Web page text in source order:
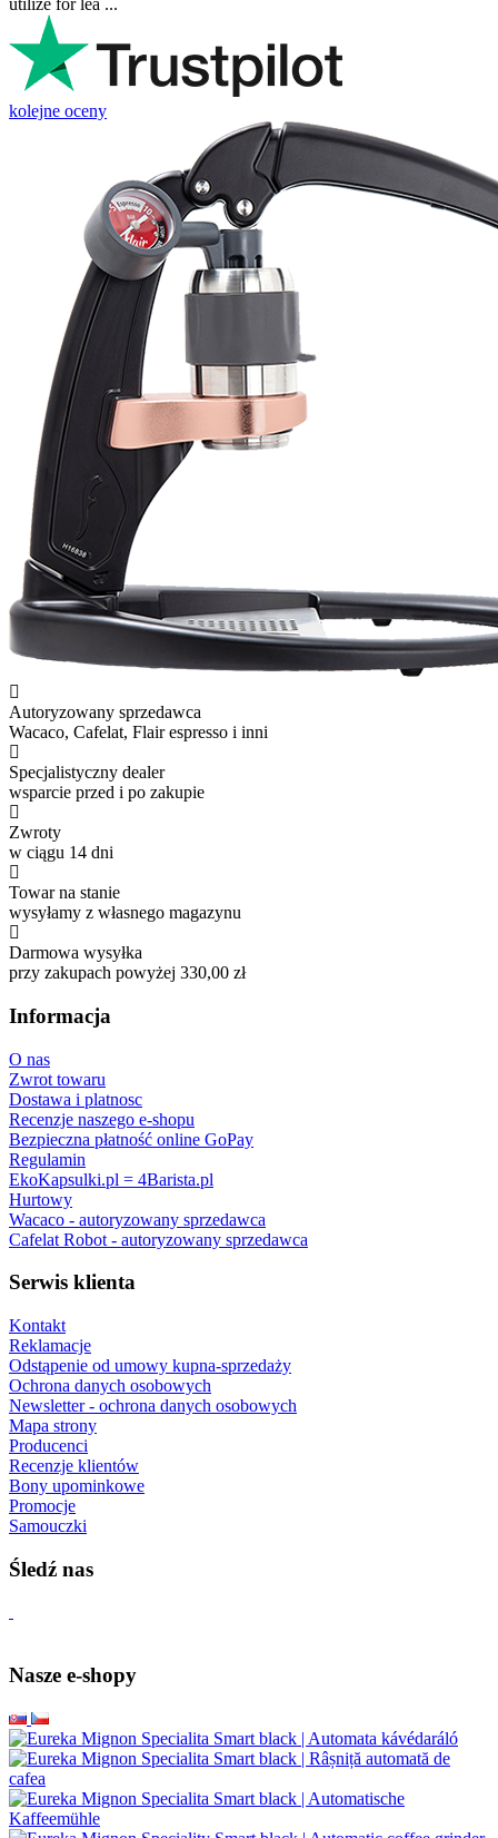
utilize for lea ...
kolejne oceny
Autoryzowany sprzedawca
Wacaco, Cafelat, Flair espresso i inni
Specjalistyczny dealer
wsparcie przed i po zakupie
Zwroty
w ciągu 14 dni
Towar na stanie
wysyłamy z własnego magazynu
Darmowa wysyłka
przy zakupach powyżej 330,00 zł
Informacja
O nas
Zwrot towaru
Dostawa i platnosc
Recenzje naszego e-shopu
Bezpieczna płatność online GoPay
Regulamin
EkoKapsulki.pl = 4Barista.pl
Hurtowy
Wacaco - autoryzowany sprzedawca
Cafelat Robot - autoryzowany sprzedawca
Serwis klienta
Kontakt
Reklamacje
Odstąpenie od umowy kupna-sprzedaży
Ochrona danych osobowych
Newsletter - ochrona danych osobowych
Mapa strony
Producenci
Recenzje klientów
Bony upominkowe
Promocje
Samouczki
Śledź nas
Nasze e-shopy